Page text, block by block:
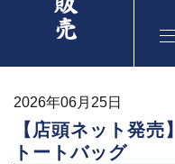
2026年06月25日
【店頭ネット発
トートバッグ